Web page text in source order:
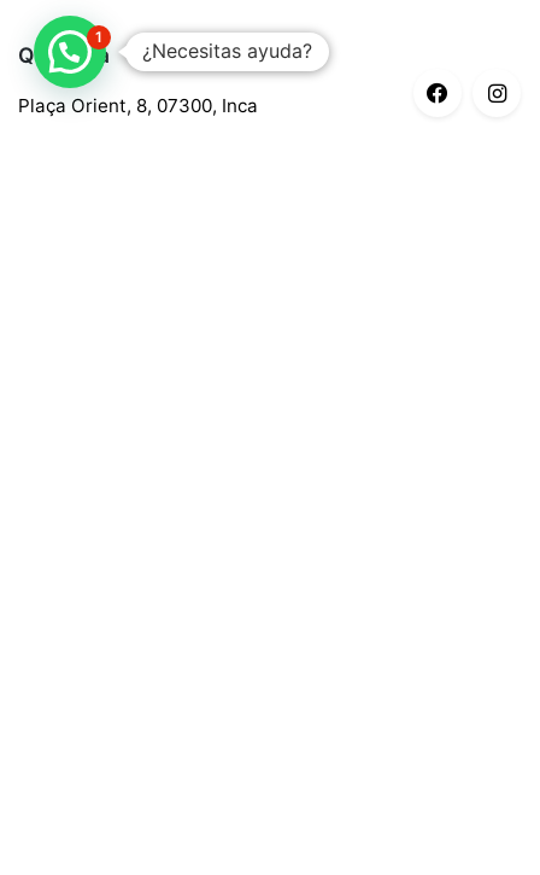
Quaroma
Plaça Orient, 8, 07300, Inca
¿Necesitas ayuda?
1